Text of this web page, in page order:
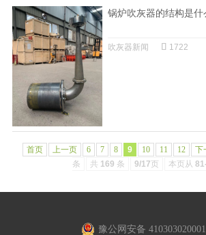
锅炉吹灰器的结构是什
吹灰器新闻 1722
首页 上一页 6 7 8 9 10 11 12 下
条
共 169 条 9/17页 本页从
豫公网安备